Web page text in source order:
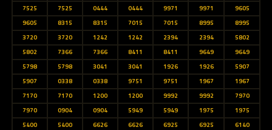
7525
7525 0444 0444 9971 9971
9605
9605
8315 8315 7015 7015 8995
8995
3720
3720 1242 1242 2394 2394
5802
5802
7366 7366 8411 8411 9649
9649
5798
5798 3041 3041 1926 1926
5907
5907
0338 0338 9751 9751 1967
1967
7170
7170 1200 1200 9992 9992
7970
7970
0904 0904 5949 5949 1975
1975
5400
5400 6626 6626 6925 6925
6140